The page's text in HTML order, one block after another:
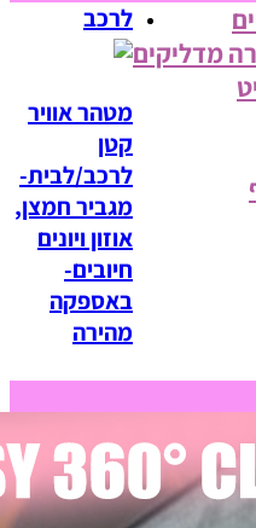
מדליקים
לרכב
מטהר אוויר
קטן
לרכב/לבית-
מגביר חמצן,
אוזון ויונים
חיובים-
באספקה
מהירה